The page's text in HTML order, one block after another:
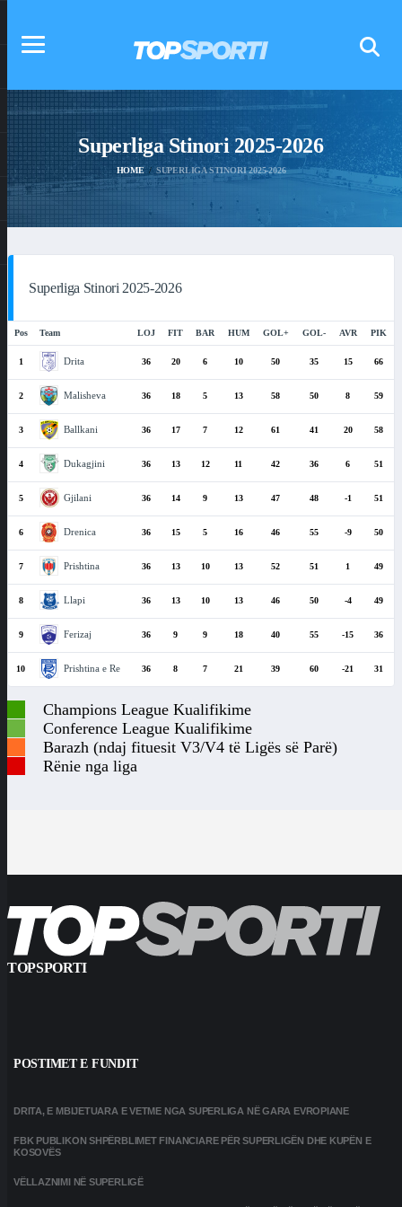
Superliga Stinori 2025-2026
HOME SUPERLIGA STINORI 2025-2026
Superliga Stinori 2025-2026
Pos Team LOJ FIT BAR HUM GOL+ GOL- AVR PIK
1 Drita 36 20 6 10 50 35 15 66
2 Malisheva 36 18 5 13 58 50 8 59
3 Ballkani 36 17 7 12 61 41 20 58
4 Dukagjini 36 13 12 11 42 36 6 51
5 Gjilani 36 14 9 13 47 48 -1 51
6 Drenica 36 15 5 16 46 55 -9 50
7 Prishtina 36 13 10 13 52 51 1 49
8 Llapi 36 13 10 13 46 50 -4 49
9 Ferizaj 36 9 9 18 40 55 -15 36
10 Prishtina e Re 36 8 7 21 39 60 -21 31
Champions League Kualifikime
Conference League Kualifikime
Barazh (ndaj fituesit V3/V4 të Ligës së Parë)
Rënie nga liga
TOPSPORTI
POSTIMET E FUNDIT
DRITA, E MBIJETUARA E VETME NGA SUPERLIGA NË GARA EVROPIANE
FBK PUBLIKON SHPËRBLIMET FINANCIARE PËR SUPERLIGËN DHE KUPËN E
KOSOVËS
VËLLAZNIMI NË SUPERLIGË